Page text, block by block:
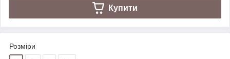
Купити
Розміри